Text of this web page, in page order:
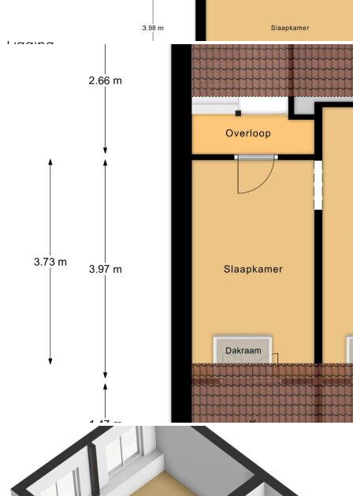
Ruimtelijke en lichte leefruimte
Ligging
De woning is gelegen in Landgraaf, in een rustige en
goed bereikbare woonomgeving met voorzieningen
zoals winkels, scholen en openbaar vervoer op korte
De waarborgsom/bankgarantie is 10% van de
koopsom. De koper dient deze binnen 2 weken nadat
het financieringsvoorbehoud is verlopen bij de
desbetreffende notaris te deponeren.
koopovereenkomst met betrekking tot deze
onroerende zaak eerst tot stand komt nadat koper
onroerende zaken moet beschouwd worden als een
uitnodiging om in onderhandeling te treden en is
geheel vrijblijvend. Aangegeven maten zijn bij
benadering. Aan deze informatie kunnen geen
Een eventueel bijgevoegde plattegrond dient
uitsluitend als globale indicatie/visualisatie. Hieraan
kunnen geen rechten worden ontleend. Indien de
CV-ketel en/of warmwatervoorziening een